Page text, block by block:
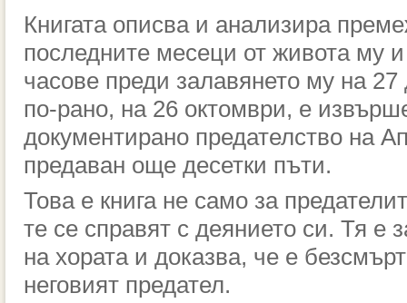
Книгата описва и анализира
последните месеци от живота му
часове преди залавянето му на
по-рано, на 26 октомври, е
документирано предателство на
предаван още десетки пъти.
Това е книга не само за
те се справят с деянието си. Тя е
на хората и доказва, че е
неговият предател.